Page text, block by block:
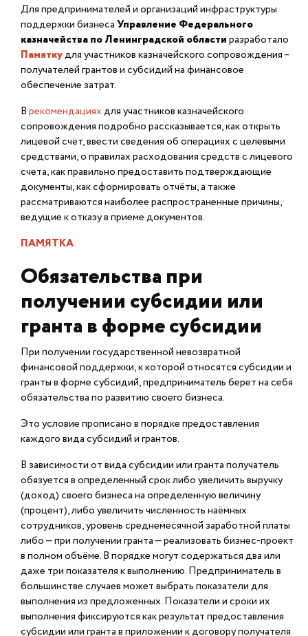
Для предпринимателей и организаций инфраструктуры
поддержки бизнесаУправление Федерального
казначейства по Ленинградской областиразработало
Памяткудля участников казначейского сопровождения –
получателей грантов и субсидий на финансовое
обеспечение затрат.
Врекомендацияхдля участников казначейского
сопровождения подробно рассказывается, как открыть
лицевой счёт, ввести сведения об операциях с целевыми
средствами, о правилах расходования средств с лицевого
счета, как правильно предоставить подтверждающие
документы, как сформировать отчёты, а также
рассматриваются наиболее распространенные причины,
ведущие к отказу в приеме документов.
ПАМЯТКА
Обязательства при
получении субсидии или
гранта в форме субсидии
При получении государственной невозвратной
финансовой поддержки, к которой относятся субсидии и
гранты в форме субсидий, предприниматель берет на себя
обязательства по развитию своего бизнеса.
Это условие прописано в порядке предоставления
каждого вида субсидий и грантов.
В зависимости от вида субсидии или гранта получатель
обязуется в определенный срок либо увеличить выручку
(доход) своего бизнеса на определенную величину
(процент), либо увеличить численность наёмных
сотрудников, уровень среднемесячной заработной платы
либо — при получении гранта — реализовать бизнес-проект
в полном объёме. В порядке могут содержаться два или
даже три показателя к выполнению. Предприниматель в
большинстве случаев может выбрать показатели для
выполнения из предложенных. Показатели и сроки их
выполнения фиксируются как результат предоставления
субсидии или гранта в приложении к договору получателя